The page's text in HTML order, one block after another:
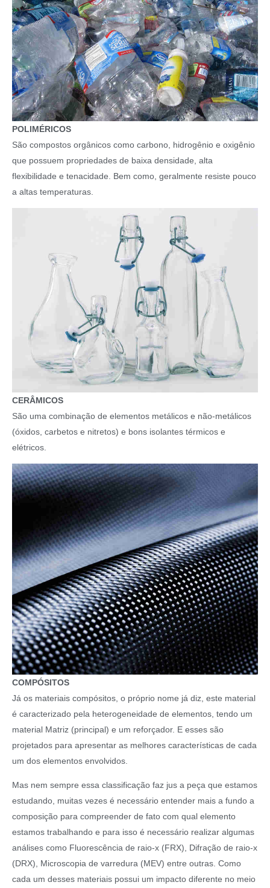
POLIMÉRICOS
São compostos orgânicos como carbono, hidrogênio e oxigênio
que possuem propriedades de baixa densidade, alta
flexibilidade e tenacidade. Bem como, geralmente resiste pouco
a altas temperaturas.
CERÂMICOS
São uma combinação de elementos metálicos e não-metálicos
(óxidos, carbetos e nitretos) e bons isolantes térmicos e
elétricos.
COMPÓSITOS
Já os materiais compósitos, o próprio nome já diz, este material
é caracterizado pela heterogeneidade de elementos, tendo um
material Matriz (principal) e um reforçador. E esses são
projetados para apresentar as melhores características de cada
um dos elementos envolvidos.
Mas nem sempre essa classificação faz jus a peça que estamos
estudando, muitas vezes é necessário entender mais a fundo a
composição para compreender de fato com qual elemento
estamos trabalhando e para isso é necessário realizar algumas
análises como Fluorescência de raio-x (FRX), Difração de raio-x
(DRX), Microscopia de varredura (MEV) entre outras. Como
cada um desses materiais possui um impacto diferente no meio